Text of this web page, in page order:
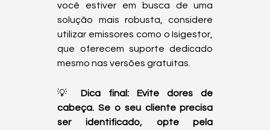
você estiver em busca de uma
solução mais robusta, considere
utilizar emissores como o Isigestor,
que oferecem suporte dedicado
mesmo nas versões gratuitas.
💡 Dica final: Evite dores de
cabeça. Se o seu cliente precisa
ser identificado, opte pela